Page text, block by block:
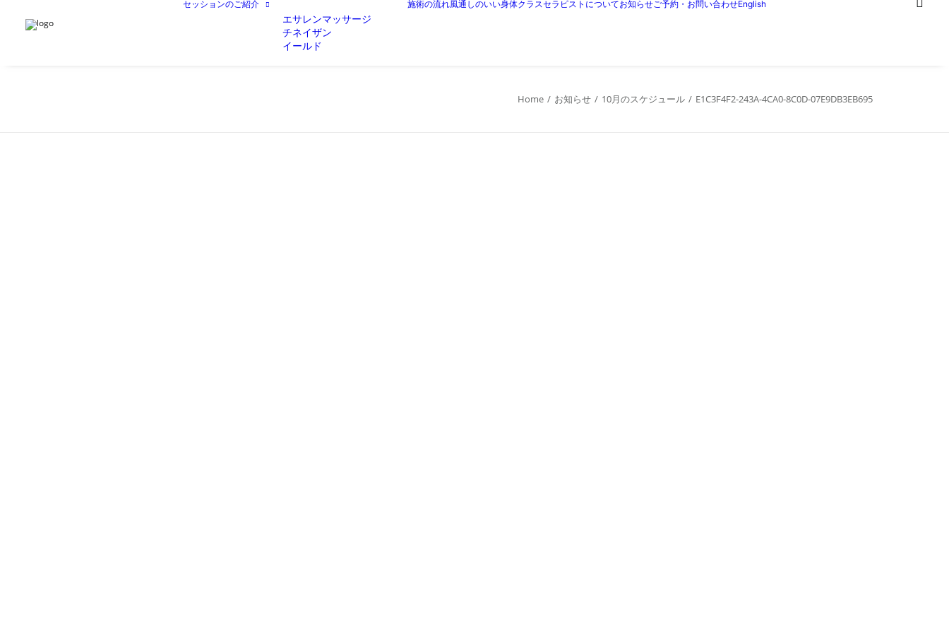
セッションのご紹介
エサレンマッサージ
チネイザン
イールド
施術の流れ風通しのいい身体クラスセラピストについてお知らせご予約・お問い合わせEnglish
Home お知らせ 10月のスケジュール E1C3F4F2-243A-4CA0-8C0D-07E9DB3EB695